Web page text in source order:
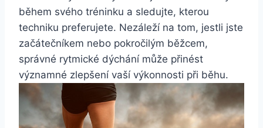
během svého tréninku a sledujte, kterou
techniku preferujete. Nezáleží na tom, jestli jste
začátečníkem nebo pokročilým běžcem,
správné rytmické dýchání může přinést
významné zlepšení vaší výkonnosti při běhu.